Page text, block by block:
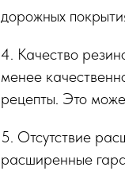
дорожных
4. Качество
менее
рецепты. Это
5. Отсутствие
расширенные